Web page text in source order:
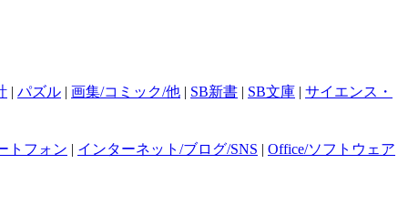
| パズル | 画集/コミック/他 | SB新書 | SB文庫 | サイエンス・
トフォン | インターネット/ブログ/SNS | Office/ソフトウェア